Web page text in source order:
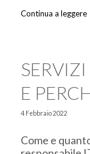
Continua a leggere
E
4 Febbraio 2022
Come e